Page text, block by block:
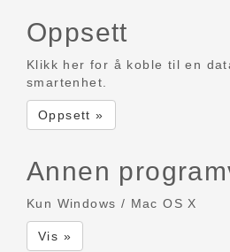
Oppsett
Klikk her for å koble til en
smartenhet.
Oppsett »
Annen
Kun Windows / Mac OS X
Vis »